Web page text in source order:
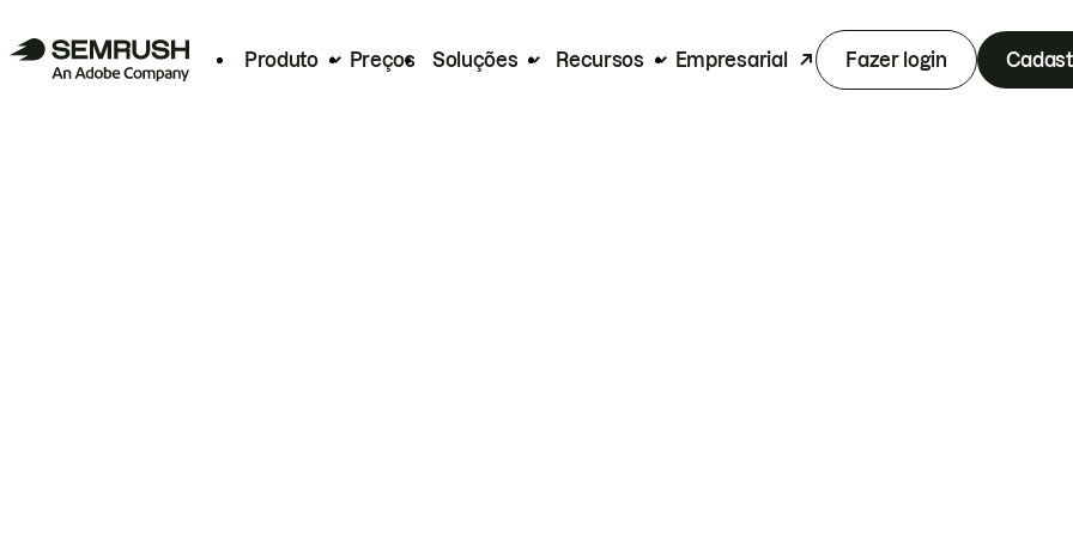
Produto Preços Soluções Recursos Empresarial Fazer login